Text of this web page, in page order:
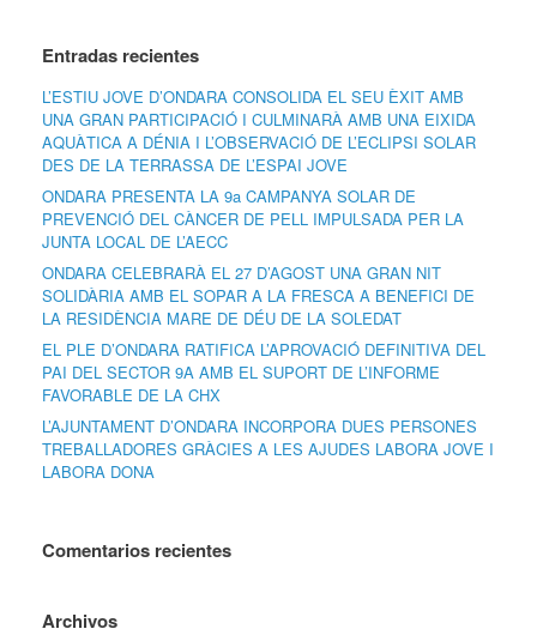
Entradas recientes
L’ESTIU JOVE D’ONDARA CONSOLIDA EL SEU ÈXIT AMB
UNA GRAN PARTICIPACIÓ I CULMINARÀ AMB UNA EIXIDA
AQUÀTICA A DÉNIA I L’OBSERVACIÓ DE L’ECLIPSI SOLAR
DES DE LA TERRASSA DE L’ESPAI JOVE
ONDARA PRESENTA LA 9a CAMPANYA SOLAR DE
PREVENCIÓ DEL CÀNCER DE PELL IMPULSADA PER LA
JUNTA LOCAL DE L’AECC
ONDARA CELEBRARÀ EL 27 D’AGOST UNA GRAN NIT
SOLIDÀRIA AMB EL SOPAR A LA FRESCA A BENEFICI DE
LA RESIDÈNCIA MARE DE DÉU DE LA SOLEDAT
EL PLE D’ONDARA RATIFICA L’APROVACIÓ DEFINITIVA DEL
PAI DEL SECTOR 9A AMB EL SUPORT DE L’INFORME
FAVORABLE DE LA CHX
L’AJUNTAMENT D’ONDARA INCORPORA DUES PERSONES
TREBALLADORES GRÀCIES A LES AJUDES LABORA JOVE I
LABORA DONA
Comentarios recientes
Archivos